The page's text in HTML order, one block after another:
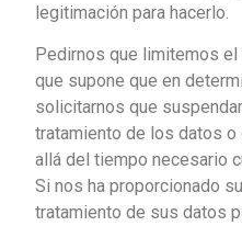
legitimación para hacerlo.
Pedirnos que limitemos
que supone que en
solicitarnos que
tratamiento de los datos
allá del tiempo necesario
Si nos ha proporcionado
tratamiento de sus datos